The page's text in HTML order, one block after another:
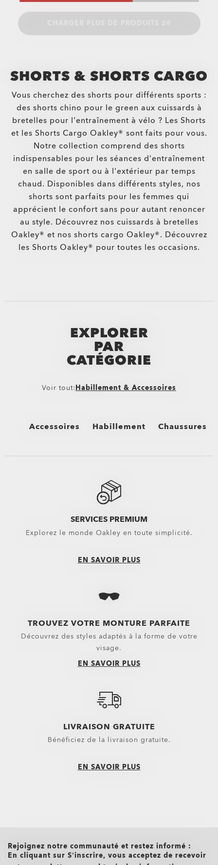
SHORTS & SHORTS CARGO
Vous cherchez des shorts pour différents sports :
des shorts chino pour le green aux cuissards à
bretelles pour l'entraînement à vélo ? Les Shorts
et les Shorts Cargo Oakley® sont faits pour vous.
Notre collection comprend des shorts
indispensables pour les séances d'entraînement
en salle de sport ou à l'extérieur par temps
chaud. Disponibles dans différents styles, nos
shorts sont parfaits pour les femmes qui
apprécient le confort sans pour autant renoncer
au style. Découvrez nos cuissards à bretelles
Oakley® et nos shorts cargo Oakley®. Découvrez
les Shorts Oakley® pour toutes les occasions.
EXPLORER
PAR
CATÉGORIE
Voir tout:Habillement & Accessoires
Accessoires Habillement Chaussures
Sacs & Valises
Trolleys
Petits essentiels
Boardshorts
Shorts Hybrides
Pantalons
Sweats à capuche & Sweats
Polos
Chemises
Vêtements décontractés et
SERVICES PREMIUM
Explorez le monde Oakley en toute simplicité.
EN SAVOIR PLUS
TROUVEZ VOTRE MONTURE PARFAITE
Découvrez des styles adaptés à la forme de votre
visage.
EN SAVOIR PLUS
LIVRAISON GRATUITE
Bénéficiez de la livraison gratuite.
EN SAVOIR PLUS
Rejoignez notre communauté et restez informé :
En cliquant sur S’inscrire, vous acceptez de recevoir